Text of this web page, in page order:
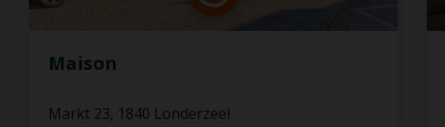
Maison
Markt 23, 1840 Londerzeel